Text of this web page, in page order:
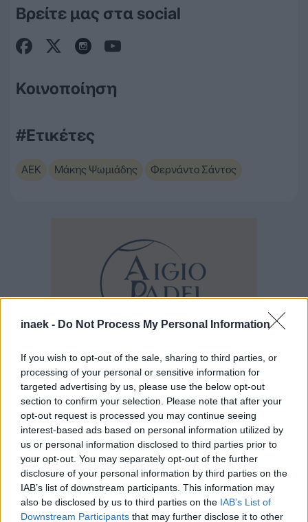
inaek - Do Not Process My Personal Information
If you wish to opt-out of the sale, sharing to third parties, or
processing of your personal or sensitive information for
targeted advertising by us, please use the below opt-out
section to confirm your selection. Please note that after your
opt-out request is processed you may continue seeing
interest-based ads based on personal information utilized by
us or personal information disclosed to third parties prior to
your opt-out. You may separately opt-out of the further
disclosure of your personal information by third parties on the
IAB’s list of downstream participants. This information may
also be disclosed by us to third parties on the IAB’s List of
Downstream Participants that may further disclose it to other
Βρείτε μας στα social
Κοινοποίηση
#Ετικέτες
ΑΕΚ Μάκης Ψωμιάδης Φερνάντο Σάντος
Ροή Ειδήσεων